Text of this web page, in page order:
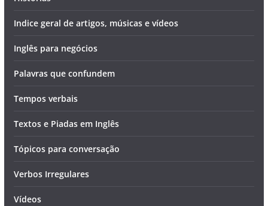
Indice geral de artigos, músicas e vídeos
Inglês para negócios
Palavras que confundem
Tempos verbais
Textos e Piadas em Inglês
Tópicos para conversação
Verbos Irregulares
Vídeos